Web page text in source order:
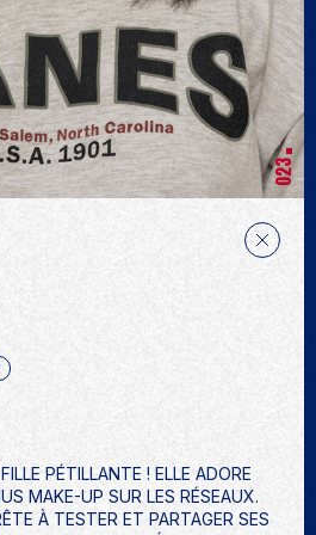
023
PÉTILLANTE ! ELLE ADORE
MAKE-UP SUR LES RÉSEAUX.
À TESTER ET PARTAGER SES